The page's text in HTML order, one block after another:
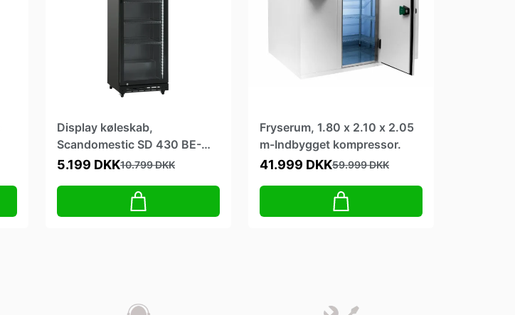
Display køleskab,
Scandomestic SD 430 BE-
392 liter
5.199 DKK10.799 DKK
Fryserum, 1.80 x 2.10 x 2.05
m-Indbygget kompressor.
41.999 DKK59.999 DKK